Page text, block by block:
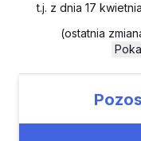
t.j. z dnia 17
(ostatnia